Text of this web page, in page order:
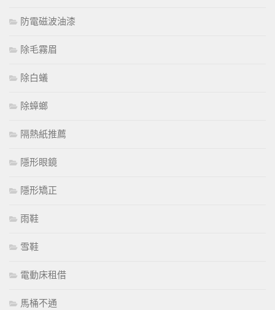
防電磁波油漆
除毛霧眉
除白蟻
除蟑螂
隔熱紙推薦
隱形眼鏡
隱形矯正
雨鞋
雪鞋
電動床租借
馬桶不通